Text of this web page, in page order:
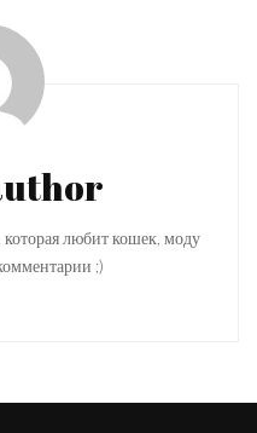
любит кошек, моду
;)